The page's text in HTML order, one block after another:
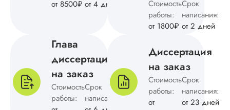
от 8500₽ от 4 дней
Стоимость
работы:
от 1800₽
Срок
написания:
от 2 дней
Глава
диссертации
на заказ
Стоимость
работы:
Срок
написания:
Диссертация
на заказ
Стоимость
работы:
от
Срок
написания:
от 23 дней
последовательной,
четкой и логичной.
Выполнили быстро,
куратору тоже
понравился текст
исследования.
Спасибо за то, что
помогли
сроки и что не